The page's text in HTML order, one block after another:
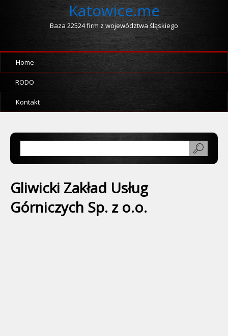
Katowice.me
Baza 22524 firm z województwa śląskiego
Home
RODO
Kontakt
Gliwicki Zakład Usług
Górniczych Sp. z o.o.